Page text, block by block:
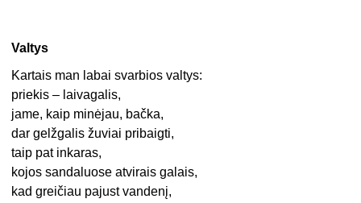
Valtys
Kartais man labai svarbios valtys:
priekis – laivagalis,
jame, kaip minėjau, bačka,
dar gelžgalis žuviai pribaigti,
taip pat inkaras,
kojos sandaluose atvirais galais,
kad greičiau pajust vandenį,